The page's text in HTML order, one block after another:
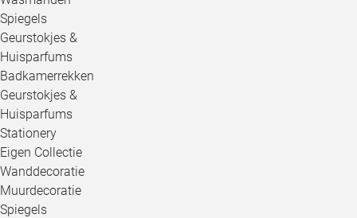
Spiegels
Geurstokjes &
Huisparfums
Badkamerrekken
Geurstokjes &
Huisparfums
Stationery
Eigen Collectie
Wanddecoratie
Muurdecoratie
Spiegels